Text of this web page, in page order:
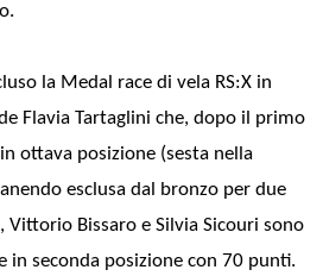
la Medal race di vela RS:X in
Flavia Tartaglini che, dopo il primo
ottava posizione (sesta nella
esclusa dal bronzo per due
Vittorio Bissaro e Silvia Sicouri sono
in seconda posizione con 70 punti.